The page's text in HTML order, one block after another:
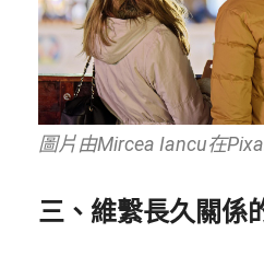
圖片由Mircea Iancu在
三、維繫長久關係